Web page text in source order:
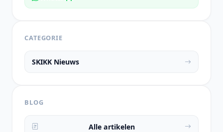
CATEGORIE
SKIKK Nieuws
BLOG
Alle artikelen